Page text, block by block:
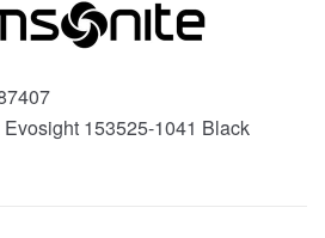
Evosight 153525-1041 Black